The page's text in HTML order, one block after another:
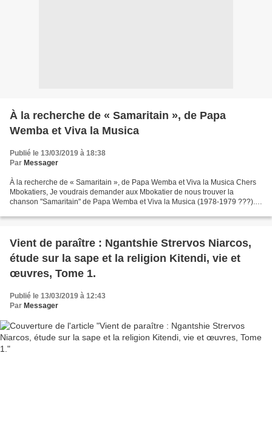
À la recherche de « Samaritain », de Papa
Wemba et Viva la Musica
Publié le 13/03/2019 à 18:38
Par Messager
À la recherche de « Samaritain », de Papa Wemba et Viva la Musica Chers
Mbokatiers, Je voudrais demander aux Mbokatier de nous trouver la
chanson "Samaritain" de Papa Wemba et Viva la Musica (1978-1979 ???).
Vient de paraître : Ngantshie Strervos Niarcos,
étude sur la sape et la religion Kitendi, vie et
œuvres, Tome 1.
Publié le 13/03/2019 à 12:43
Par Messager